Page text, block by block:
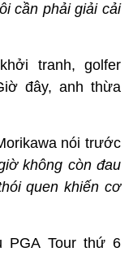
cần phải giải cải
tranh, golfer
đây, anh thừa
nói trước
không còn đau
quen khiến cơ
PGA Tour thứ 6